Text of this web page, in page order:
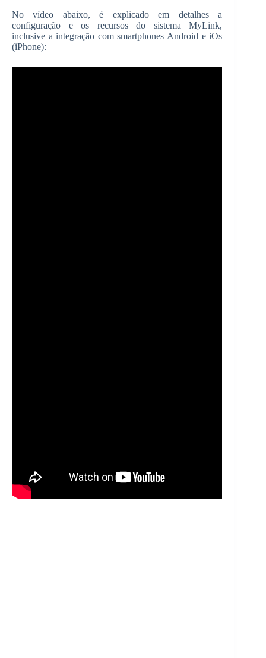
No vídeo abaixo, é explicado em detalhes a
configuração e os recursos do sistema MyLink,
inclusive a integração com smartphones Android e iOs
(iPhone):